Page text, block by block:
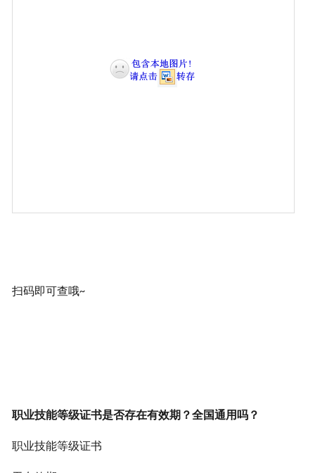
扫码即可查哦~
职业技能等级证书是否存在有效期？全国通用吗？
职业技能等级证书